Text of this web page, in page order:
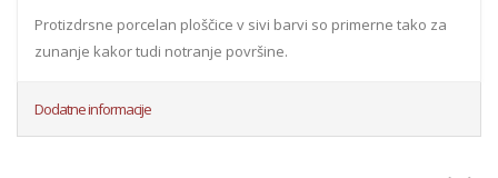
Protizdrsne porcelan ploščice v sivi barvi so primerne tako za
zunanje kakor tudi notranje površine.
Dodatne informacije